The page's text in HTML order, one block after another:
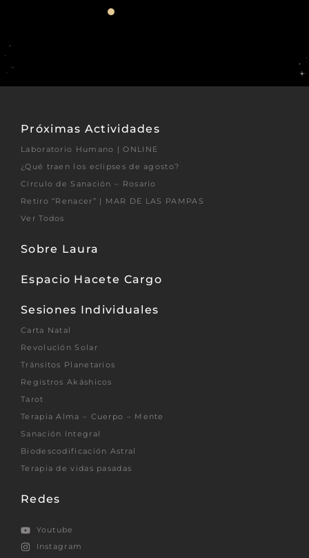
Próximas Actividades
Laboratorio Humano | ONLINE
¿Qué traen los eclipses de agosto?
Circulo de Sanación – Rosario
Retiro “Renacer” | MAR DE LAS PAMPAS
Ver Todos
Sobre Laura
Espacio Hacete Cargo
Sesiones Individuales
Carta Natal
Revolución Solar
Tránsitos Planetarios
Registros Akáshicos
Tarot
Terapia Alma – Cuerpo – Mente
Sanación Integral
Biodescodificación Astral
Terapia de vidas pasadas
Redes
Youtube
Instagram